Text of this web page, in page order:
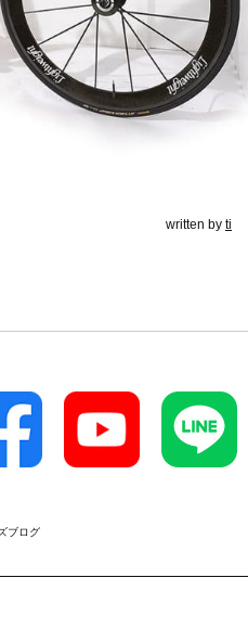
written by ti
ブログ